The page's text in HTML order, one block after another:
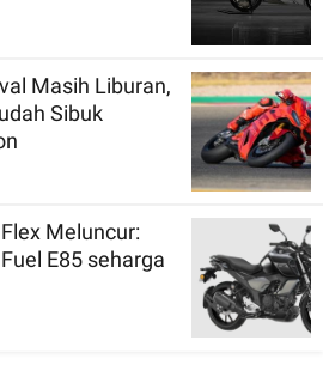
Masih Liburan,
Sibuk
Meluncur:
E85 seharga